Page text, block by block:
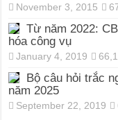
November 3, 2015
Từ năm 2022:
hóa công vụ
January 4, 2019
Bộ câu hỏi trắc
năm 2025
September 22, 2019